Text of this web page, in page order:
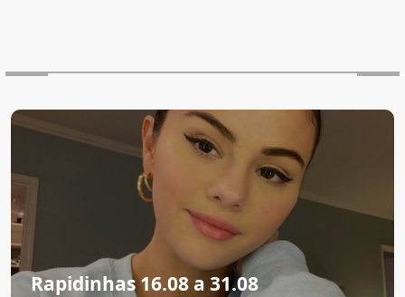
Rapidinhas 16.08 a 31.08